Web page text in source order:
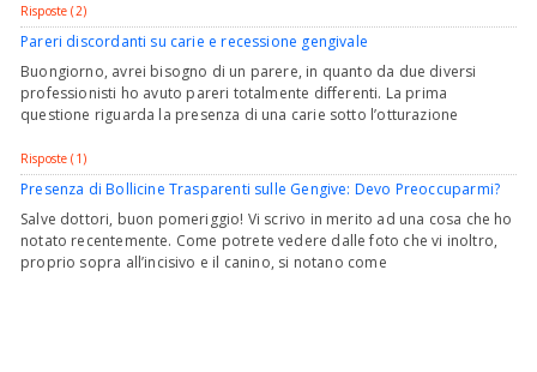
Risposte (2)
Pareri discordanti su carie e recessione gengivale
Buongiorno, avrei bisogno di un parere, in quanto da due diversi
professionisti ho avuto pareri totalmente differenti. La prima
questione riguarda la presenza di una carie sotto l’otturazione
Risposte (1)
Presenza di Bollicine Trasparenti sulle Gengive: Devo Preoccuparmi?
Salve dottori, buon pomeriggio! Vi scrivo in merito ad una cosa che ho
notato recentemente. Come potrete vedere dalle foto che vi inoltro,
proprio sopra all’incisivo e il canino, si notano come